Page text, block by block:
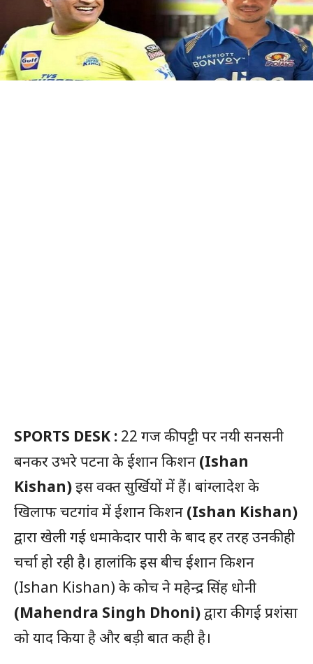
SPORTS DESK : 22 गज की पट्टी पर नयी सनसनी
बनकर उभरे पटना के ईशान किशन (Ishan
Kishan)इस वक्त सुर्खियों में हैं। बांग्लादेश के
खिलाफ चटगांव में ईशान किशन (Ishan Kishan)
द्वारा खेली गई धमाकेदार पारी के बाद हर तरह उनकी ही
चर्चा हो रही है। हालांकि इस बीच ईशान किशन
(Ishan Kishan) के कोच ने महेन्द्र सिंह धोनी
(Mahendra Singh Dhoni)द्वारा की गई प्रशंसा
को याद किया है और बड़ी बात कही है।